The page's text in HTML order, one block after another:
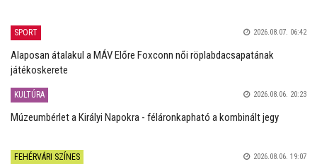
SPORT 2026.08.07. 06:42
Alaposan átalakul a MÁV Előre Foxconn női röplabdacsapatának
játékoskerete
KULTÚRA 2026.08.06. 20:23
Múzeumbérlet a Királyi Napokra - féláronkapható a kombinált jegy
FEHÉRVÁRI SZÍNES 2026.08.06. 19:07